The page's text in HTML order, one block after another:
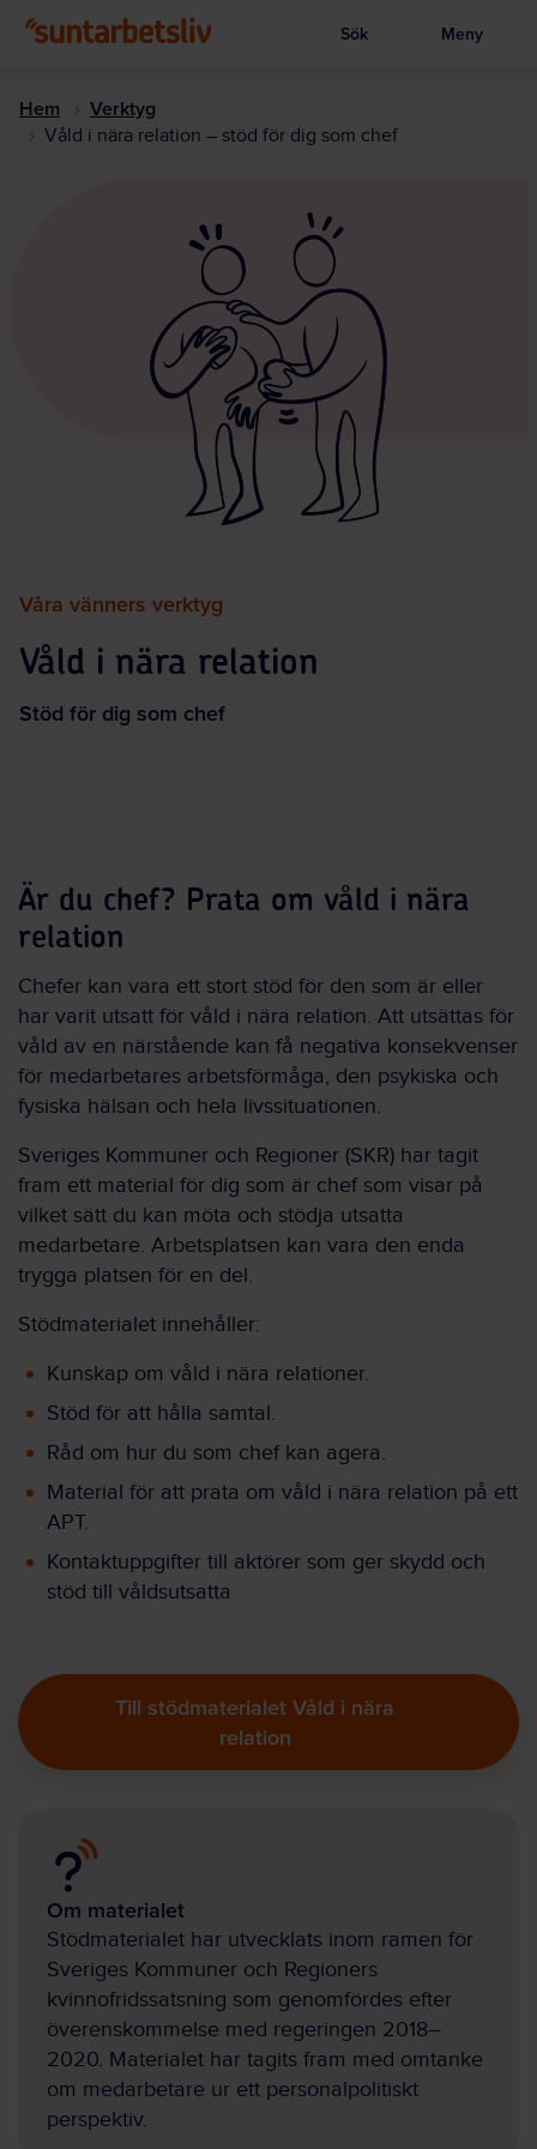
huvudinnehållet
Visa sökruta
Sök Meny
Hem Verktyg
Våld i nära relation – stöd för dig som chef
Våra vänners verktyg
Våld i nära relation
Stöd för dig som chef
Är du chef? Prata om våld i nära
relation
Chefer kan vara ett stort stöd för den som är eller
har varit utsatt för våld i nära relation. Att utsättas för
våld av en närstående kan få negativa konsekvenser
för medarbetares arbetsförmåga, den psykiska och
fysiska hälsan och hela livssituationen.
Sveriges Kommuner och Regioner (SKR) har tagit
fram ett material för dig som är chef som visar på
vilket sätt du kan möta och stödja utsatta
medarbetare. Arbetsplatsen kan vara den enda
trygga platsen för en del.
Stödmaterialet innehåller:
Kunskap om våld i nära relationer.
Stöd för att hålla samtal.
Råd om hur du som chef kan agera.
Material för att prata om våld i nära relation på ett
APT.
Kontaktuppgifter till aktörer som ger skydd och
stöd till våldsutsatta
Till stödmaterialet Våld i nära
relation
Om materialet
Stödmaterialet har utvecklats inom ramen för
Sveriges Kommuner och Regioners
kvinnofridssatsning som genomfördes efter
överenskommelse med regeringen 2018–
2020. Materialet har tagits fram med omtanke
om medarbetare ur ett personalpolitiskt
perspektiv.